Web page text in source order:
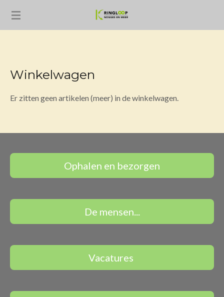
Ga
Winkelwagen
Er zitten geen artikelen (meer) in de winkelwagen.
Ophalen en bezorgen
De mensen...
Vacatures